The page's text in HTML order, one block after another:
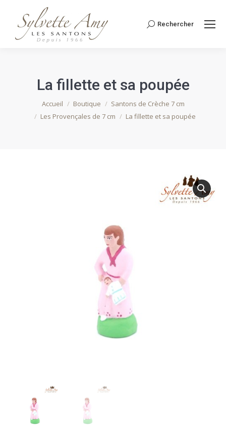
Recherche
Rechercher
La fillette et sa poupée
Vous êtes ici :
Accueil Boutique
Santons de Crèche 7 cm
Les Provençales de 7 cm
La fillette et sa poupée